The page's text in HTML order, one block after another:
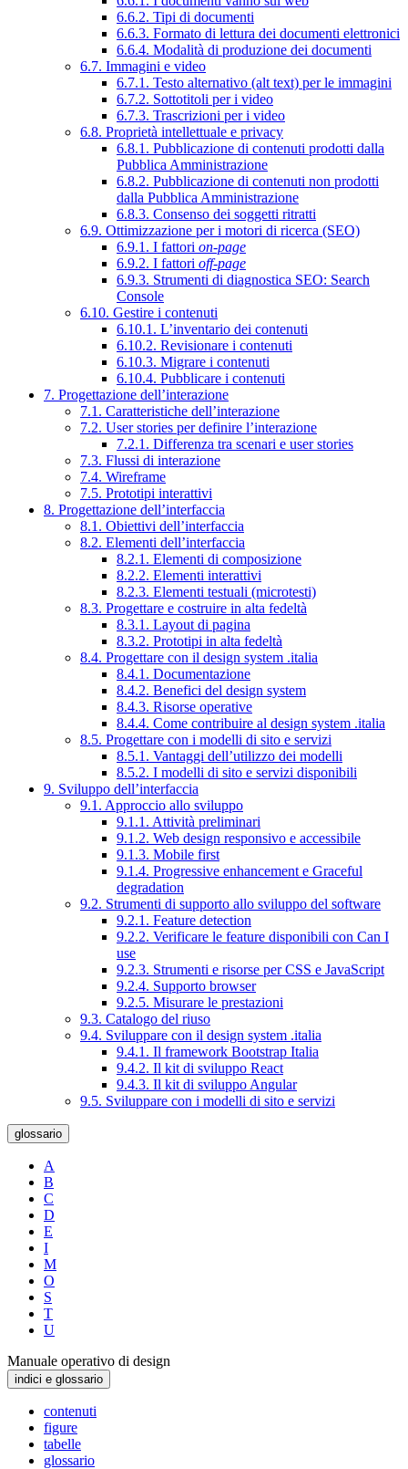
6.6.2. Tipi di documenti
6.6.3. Formato di lettura dei documenti elettronici
6.6.4. Modalità di produzione dei documenti
6.7. Immagini e video
6.7.1. Testo alternativo (alt text) per le immagini
6.7.2. Sottotitoli per i video
6.7.3. Trascrizioni per i video
6.8. Proprietà intellettuale e privacy
6.8.1. Pubblicazione di contenuti prodotti dalla
Pubblica Amministrazione
6.8.2. Pubblicazione di contenuti non prodotti
dalla Pubblica Amministrazione
6.8.3. Consenso dei soggetti ritratti
6.9. Ottimizzazione per i motori di ricerca (SEO)
6.9.1. I fattori on-page
6.9.2. I fattori off-page
6.9.3. Strumenti di diagnostica SEO: Search
Console
6.10. Gestire i contenuti
6.10.1. L’inventario dei contenuti
6.10.2. Revisionare i contenuti
6.10.3. Migrare i contenuti
6.10.4. Pubblicare i contenuti
7. Progettazione dell’interazione
7.1. Caratteristiche dell’interazione
7.2. User stories per definire l’interazione
7.2.1. Differenza tra scenari e user stories
7.3. Flussi di interazione
7.4. Wireframe
7.5. Prototipi interattivi
8. Progettazione dell’interfaccia
8.1. Obiettivi dell’interfaccia
8.2. Elementi dell’interfaccia
8.2.1. Elementi di composizione
8.2.2. Elementi interattivi
8.2.3. Elementi testuali (microtesti)
8.3. Progettare e costruire in alta fedeltà
8.3.1. Layout di pagina
8.3.2. Prototipi in alta fedeltà
8.4. Progettare con il design system .italia
8.4.1. Documentazione
8.4.2. Benefici del design system
8.4.3. Risorse operative
8.4.4. Come contribuire al design system .italia
8.5. Progettare con i modelli di sito e servizi
8.5.1. Vantaggi dell’utilizzo dei modelli
8.5.2. I modelli di sito e servizi disponibili
9. Sviluppo dell’interfaccia
9.1. Approccio allo sviluppo
9.1.1. Attività preliminari
9.1.2. Web design responsivo e accessibile
9.1.3. Mobile first
9.1.4. Progressive enhancement e Graceful
degradation
9.2. Strumenti di supporto allo sviluppo del software
9.2.1. Feature detection
9.2.2. Verificare le feature disponibili con Can I
use
9.2.3. Strumenti e risorse per CSS e JavaScript
9.2.4. Supporto browser
9.2.5. Misurare le prestazioni
9.3. Catalogo del riuso
9.4. Sviluppare con il design system .italia
9.4.1. Il framework Bootstrap Italia
9.4.2. Il kit di sviluppo React
9.4.3. Il kit di sviluppo Angular
9.5. Sviluppare con i modelli di sito e servizi
glossario
A
B
C
D
E
I
M
O
S
T
U
Manuale operativo di design
indici e glossario
contenuti
figure
tabelle
glossario